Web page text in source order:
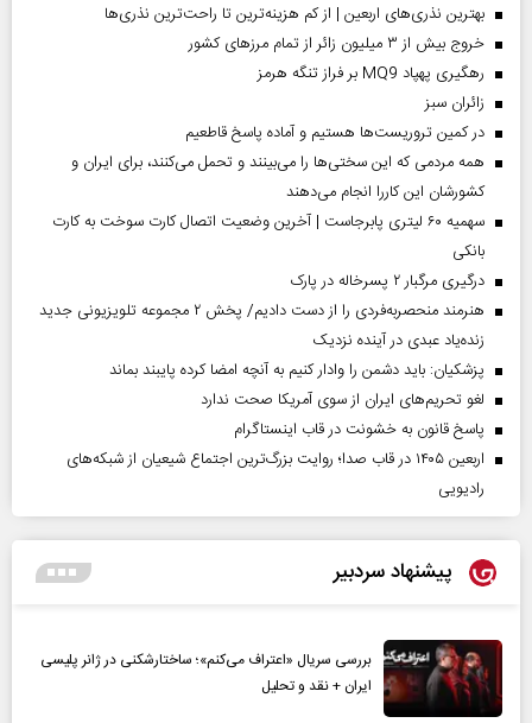
بهترین نذری‌های اربعین | از کم هزینه‌ترین تا راحت‌ترین نذری‌ها
خروج بیش از ۳ میلیون زائر از تمام مرز‌های کشور
رهگیری پهپاد MQ9 بر فراز تنگه هرمز
‌زائران سبز
در کمین تروریست‌ها هستیم و آماده پاسخ قاطعیم
همه مردمی که این سختی‌ها را می‌بینند و تحمل می‌کنند، برای ایران و
کشورشان این کاررا انجام می‌دهند
سهمیه ۶۰ لیتری پابرجاست | آخرین وضعیت اتصال کارت سوخت به کارت
بانکی
درگیری مرگبار ۲ پسرخاله در پارک
هنرمند منحصر‌به‌فردی را از دست دادیم/ پخش ۲ مجموعه تلویزیونی جدید
زنده‌یاد عبدی در آینده نزدیک
پزشکیان: باید دشمن را وادار کنیم به آنچه امضا کرده پایبند بماند
لغو تحریم‌های ایران از سوی آمریکا صحت ندارد
پاسخ قانون به خشونت در قاب اینستاگرام
اربعین ۱۴۰۵ در قاب صدا؛ روایت بزرگ‌ترین اجتماع شیعیان از شبکه‌های
رادیویی
پیشنهاد سردبیر
بررسی سریال «اعتراف می‌کنم»؛ ساختارشکنی در ژانر پلیسی
ایران + نقد و تحلیل